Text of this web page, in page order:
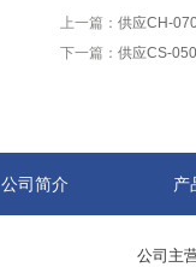
上一篇： 供应CH-
下一篇： 供应CS-
公司简介 产
公司主